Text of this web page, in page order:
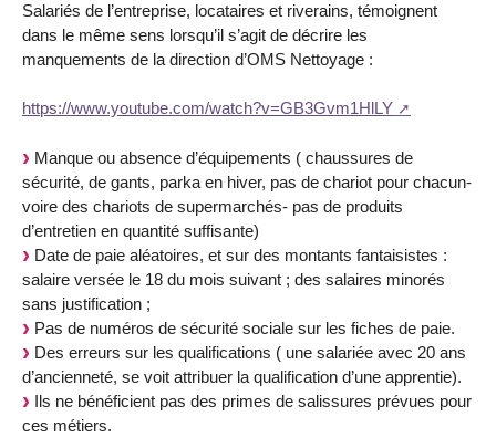
Salariés de l’entreprise, locataires et riverains, témoignent
dans le même sens lorsqu’il s’agit de décrire les
manquements de la direction d’OMS Nettoyage :
https://www.youtube.com/watch?v=GB3Gvm1HlLY
Manque ou absence d’équipements ( chaussures de
sécurité, de gants, parka en hiver, pas de chariot pour chacun-
voire des chariots de supermarchés- pas de produits
d’entretien en quantité suffisante)
Date de paie aléatoires, et sur des montants fantaisistes :
salaire versée le 18 du mois suivant ; des salaires minorés
sans justification ;
Pas de numéros de sécurité sociale sur les fiches de paie.
Des erreurs sur les qualifications ( une salariée avec 20 ans
d’ancienneté, se voit attribuer la qualification d’une apprentie).
Ils ne bénéficient pas des primes de salissures prévues pour
ces métiers.